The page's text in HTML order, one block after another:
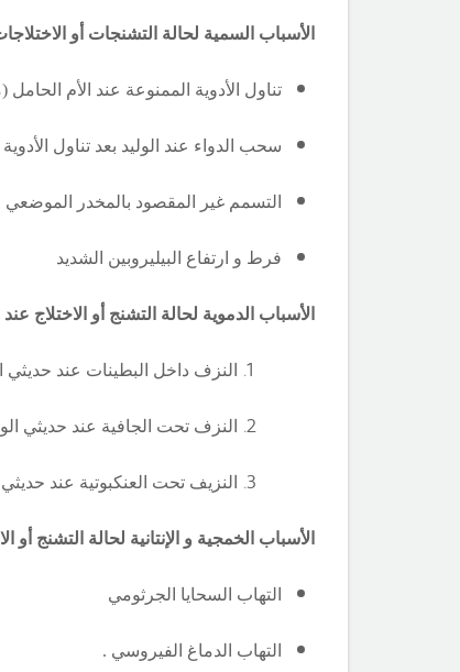
الأسباب السمية لحالة التشنجات أو
تناول الأدوية الممنوعة عند الأم
سحب الدواء عند الوليد بعد تناول
التسمم غير المقصود بالمخدر الموضعي
فرط و ارتفاع البيليروبين الشديد
الأسباب الدموية لحالة التشنج أو الاختلاج عند
النزف داخل البطينات عند حديثي
النزف تحت الجافية عند حديثي
النزيف تحت العنكبوتية عند حديثي
الأسباب الخمجية و الإنتانية لحالة التشنج أو
التهاب السحايا الجرثومي
التهاب الدماغ الفيروسي .